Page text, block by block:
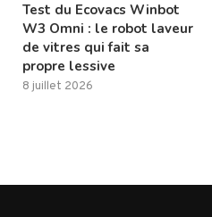
Test du Ecovacs Winbot
W3 Omni : le robot laveur
de vitres qui fait sa
propre lessive
8 juillet 2026